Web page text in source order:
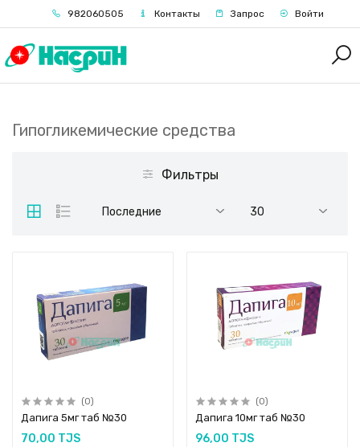
982060505 Контакты Запрос Войти
Гипогликемические средства
Фильтры
Последние 30
(0)
Дапига 5мг таб №30
70,00 TJS
(0)
Дапига 10мг таб №30
96,00 TJS